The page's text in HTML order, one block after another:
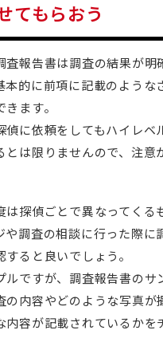
てもらおう
査報告書は調査の結果が明
本的に前項に記載のような
ます。
偵に依頼をしてもハイレベ
とは限りませんので、注意
は探偵ごとで異なってくる
や調査の相談に行った際に
ると良いでしょう。
ルですが、調査報告書のサ
の内容やどのような写真が
内容が記載されているかを